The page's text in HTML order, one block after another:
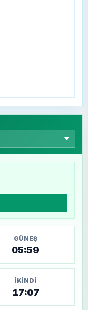
GÜNEŞ
05:59
İKINDI
17:07